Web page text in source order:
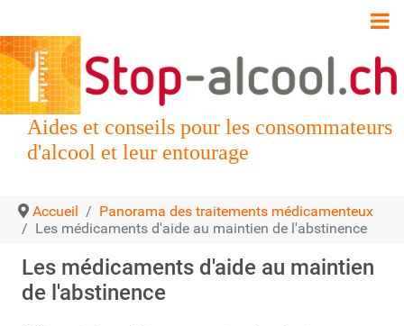
Aides et conseils pour les consommateurs
d'alcool et leur entourage
Accueil
Panorama des traitements médicamenteux
Les médicaments d'aide au maintien de l'abstinence
Les médicaments d'aide au maintien
de l'abstinence